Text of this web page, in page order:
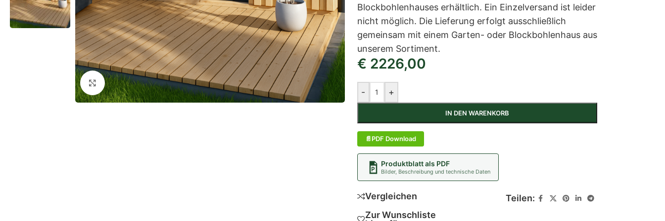
Klick zum Vergrößern
Blockbohlenhauses erhältlich. Ein Einzelversand ist leider
nicht möglich. Die Lieferung erfolgt ausschließlich
gemeinsam mit einem Garten- oder Blockbohlenhaus aus
unserem Sortiment.
€ 2226,00
- +
IN DEN WARENKORB
PDF Download
Produktblatt als PDF
Bilder, Beschreibung und technische Daten
Vergleichen
Zur Wunschliste
Teilen: